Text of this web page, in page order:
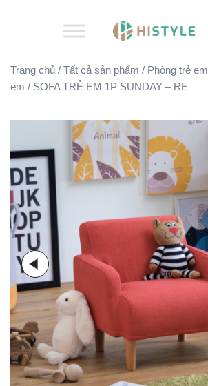
Trang chủ / Tất cả sản phẩm / Phòng trẻ em
em / SOFA TRẺ EM 1P SUNDAY – RE